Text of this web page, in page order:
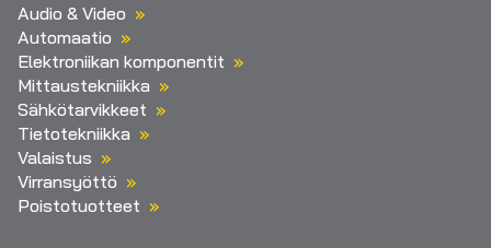
Audio & Video
Automaatio
Elektroniikan komponentit
Mittaustekniikka
Sähkötarvikkeet
Tietotekniikka
Valaistus
Virransyöttö
Poistotuotteet